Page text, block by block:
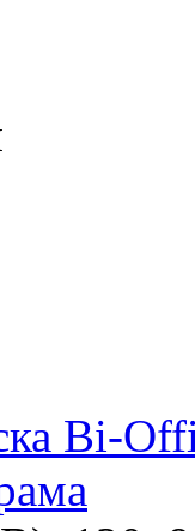
Bi-